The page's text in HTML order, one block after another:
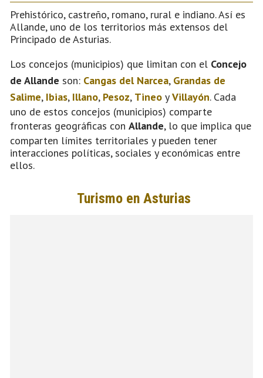
Prehistórico, castreño, romano, rural e indiano. Así es
Allande, uno de los territorios más extensos del
Principado de Asturias.
Los concejos (municipios) que limitan con el Concejo
de Allande son: Cangas del Narcea, Grandas de
Salime, Ibias, Illano, Pesoz, Tineo yVillayón. Cada
uno de estos concejos (municipios) comparte
fronteras geográficas con Allande, lo que implica que
comparten límites territoriales y pueden tener
interacciones políticas, sociales y económicas entre
ellos.